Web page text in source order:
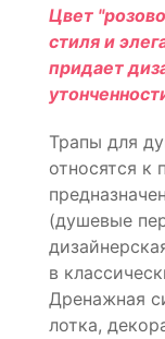
Цвет
стиля и
придает
Трапы для
относятся к
(душевые
в
Дренажная
лотка,